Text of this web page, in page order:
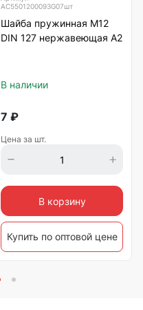
АС5501200093G07шт
Шайба пружинная М12
DIN 127 нержавеющая А2
В наличии
7 ₽
Цена за шт.
В корзину
Купить по оптовой цене